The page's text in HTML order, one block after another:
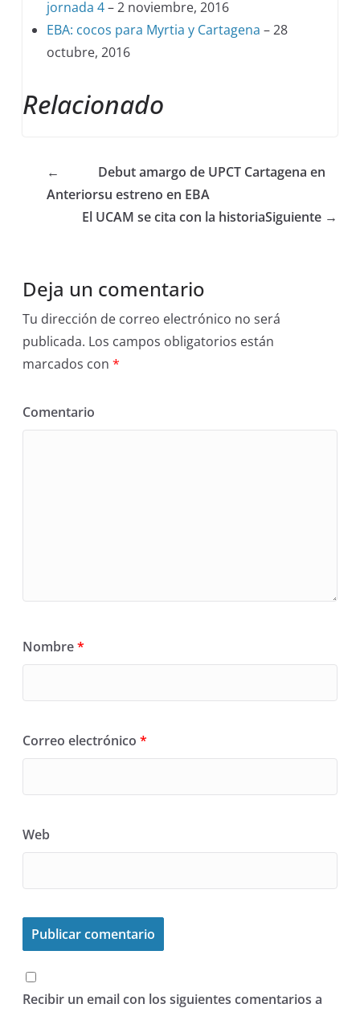
jornada 4– 2 noviembre, 2016
EBA: cocos para Myrtia y Cartagena – 28
octubre, 2016
Relacionado
←
Anterior
Debut amargo de UPCT Cartagena en
su estreno en EBA
El UCAM se cita con la historiaSiguiente →
Deja un comentario
Tu dirección de correo electrónico no será
publicada. Los campos obligatorios están
marcados con*
Comentario
Nombre*
Correo electrónico*
Web
Recibir un email con los siguientes comentarios a